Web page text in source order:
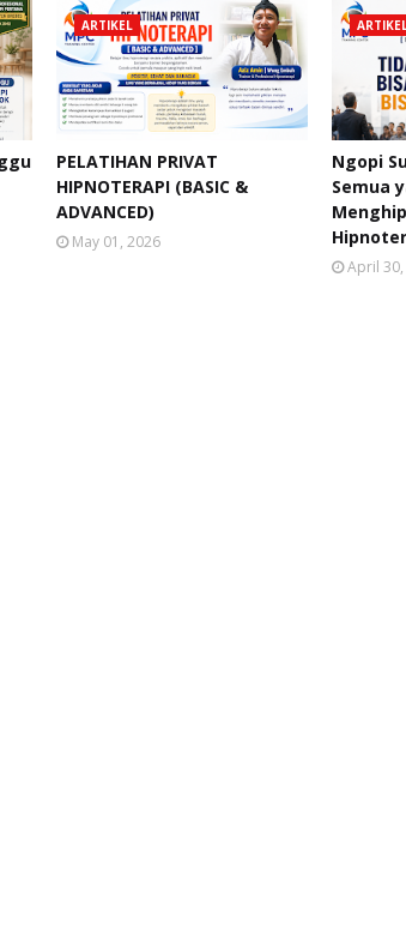
ARTIKEL
PELATIHAN PRIVAT
HIPNOTERAPI (BASIC &
ADVANCED)
May 01, 2026
Ngopi
Semua
April